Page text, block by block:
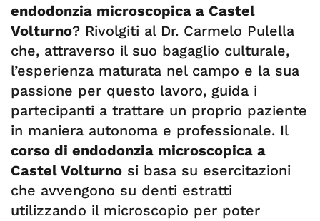
endodonzia microscopica a Castel
Volturno? Rivolgiti al Dr. Carmelo Pulella
che, attraverso il suo bagaglio culturale,
l’esperienza maturata nel campo e la sua
passione per questo lavoro, guida i
partecipanti a trattare un proprio paziente
in maniera autonoma e professionale. Il
corso di endodonzia microscopica a
Castel Volturno si basa su esercitazioni
che avvengono su denti estratti
utilizzando il microscopio per poter